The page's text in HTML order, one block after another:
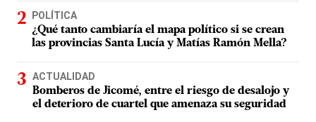
POLÍTICA
¿Qué tanto cambiaría el mapa político si se crean
las provincias Santa Lucía y Matías Ramón Mella?
ACTUALIDAD
Bomberos de Jicomé, entre el riesgo de desalojo y
el deterioro de cuartel que amenaza su seguridad